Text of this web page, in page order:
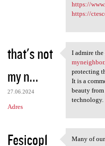
https://
https://
that's not
my n...
27.06.2024
Adres
I admire
I admire
protecting
It is a
beauty
technology.
Fesicop1
Many of our